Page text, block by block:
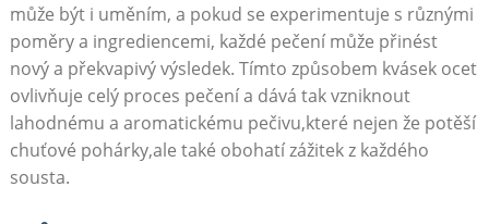
může být i ​uměním, a pokud​ se ‍experimentuje s⁣ různými
poměry a ⁤ingrediencemi, každé pečení může přinést
nový⁤ a překvapivý ​výsledek. Tímto způsobem kvásek⁢ ocet
ovlivňuje celý proces⁢ pečení a dává tak vzniknout
⁣lahodnému a⁢ aromatickému pečivu,které⁤ nejen že potěší
chuťové pohárky,ale⁤ také obohatí zážitek z⁢ každého
‌sousta.